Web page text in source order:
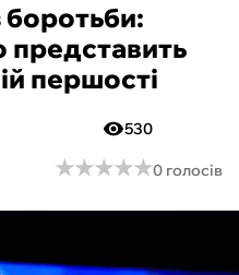
боротьби:
представить
першості
530
★★★★★
★★★★★0 голосів